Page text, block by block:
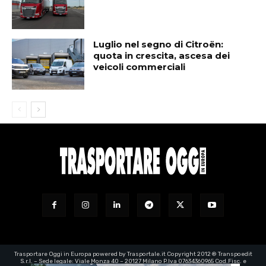
Luglio nel segno di Citroën:
quota in crescita, ascesa dei
veicoli commerciali
Trasportare Oggi in Europa powered by Trasportale.it Copyright 2012 ® Transpoedit
S.r.l. – Sede legale: Viale Monza 40 – 20127 Milano P.Iva 07634360965 Cod.Fisc. e